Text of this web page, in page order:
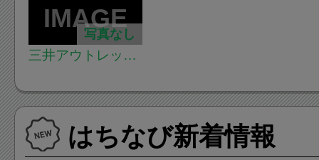
写真なし
三井アウトレット
はちなび新着情報